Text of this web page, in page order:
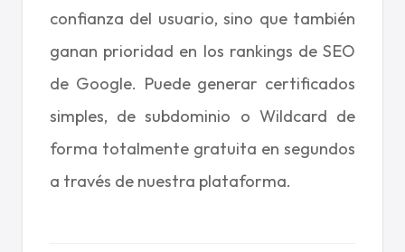
confianza del usuario, sino que también
ganan prioridad en los rankings de SEO
de Google. Puede generar certificados
simples, de subdominio o Wildcard de
forma totalmente gratuita en segundos
a través de nuestra plataforma.